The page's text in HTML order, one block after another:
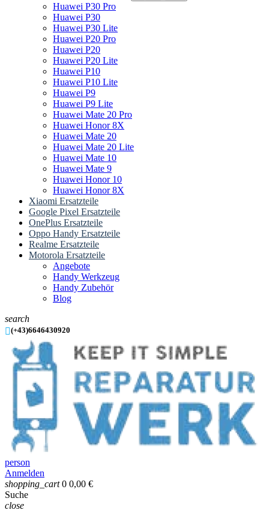
Huawei P30 Pro
Huawei P30
Huawei P30 Lite
Huawei P20 Pro
Huawei P20
Huawei P20 Lite
Huawei P10
Huawei P10 Lite
Huawei P9
Huawei P9 Lite
Huawei Mate 20 Pro
Huawei Honor 8X
Huawei Mate 20
Huawei Mate 20 Lite
Huawei Mate 10
Huawei Mate 9
Huawei Honor 10
Huawei Honor 8X
Xiaomi Ersatzteile
Google Pixel Ersatzteile
OnePlus Ersatzteile
Oppo Handy Ersatzteile
Realme Ersatzteile
Motorola Ersatzteile
Angebote
Handy Werkzeug
Handy Zubehör
Blog
search
(+43)6646430920
person
Anmelden
shopping_cart 0 0,00 €
Suche
close